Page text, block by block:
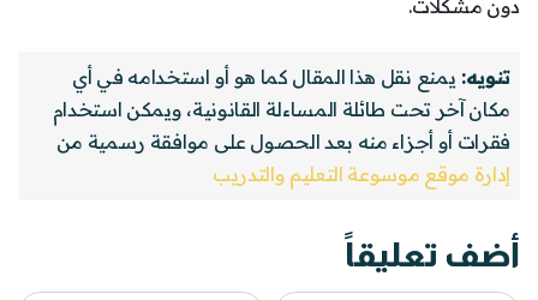
دون مشكلات.
تنويه: يمنع نقل هذا المقال كما هو أو استخدامه في أي
مكان آخر تحت طائلة المساءلة القانونية، ويمكن استخدام
فقرات أو أجزاء منه بعد الحصول على موافقة رسمية من
إدارة موقع موسوعة التعليم والتدريب
أضف تعليقاً